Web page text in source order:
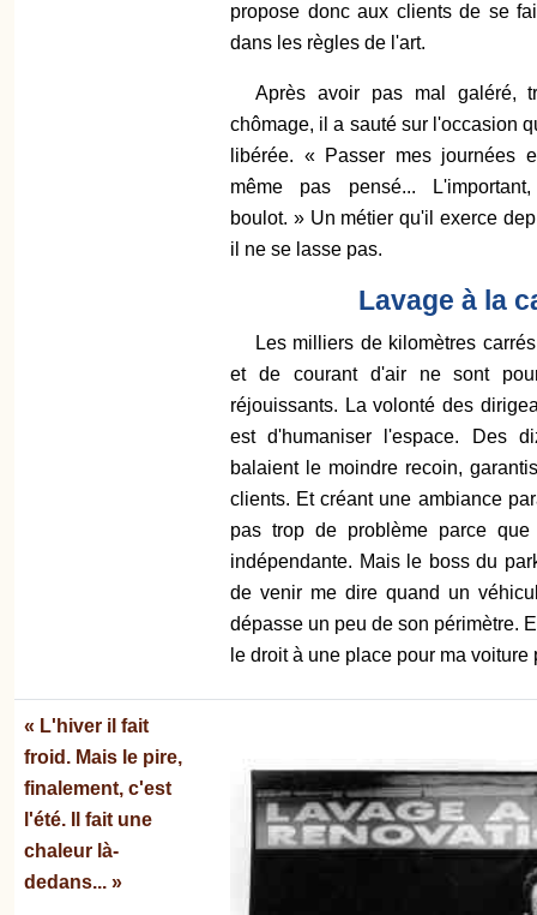
propose donc aux clients de se
dans les règles de l'art.
Après avoir pas mal galéré,
chômage, il a sauté sur l'occasion
libérée. « Passer mes journées
même pas pensé...
boulot. » Un métier qu'il exerce
il ne se lasse pas.
Lavage à la
Les milliers de kilomètres
et de courant d'air ne sont
réjouissants. La volonté des
est d'humaniser l'espace. Des
balaient le moindre recoin,
clients. Et créant une ambiance
pas trop de problème parce que
indépendante. Mais le boss du
de venir me dire quand un
dépasse un peu de son périmètre.
le droit à une place pour ma voiture
« L'hiver il fait
froid. Mais le pire,
finalement, c'est
l'été. Il fait une
chaleur là-
dedans... »